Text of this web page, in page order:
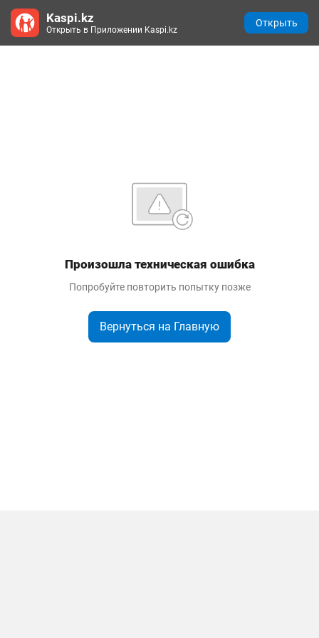
Произошла техническая ошибка
Попробуйте повторить попытку позже
Вернуться на Главную
Kaspi.kz
Открыть в Приложении Kaspi.kz
Открыть